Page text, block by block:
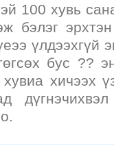
100 хувь
бэлэг
үлдээхгүй
бус ??
хувиа хичээх